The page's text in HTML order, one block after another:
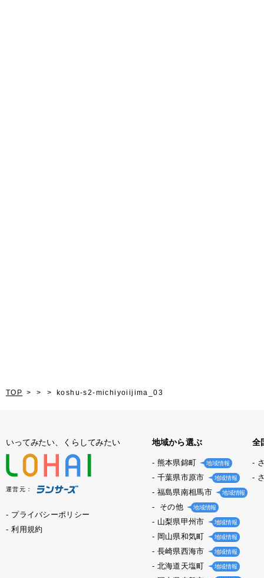
TOP koshu-s2-michiyoiijima_03
いってみたい、くらしてみたい
運営元：
プライバシーポリシー
利用規約
地域から選ぶ
熊本県錦町 地域情報
千葉県市原市 地域情報
福島県南相馬市 地域情報
その他 地域情報
山梨県甲州市 地域情報
岡山県和気町 地域情報
長崎県西海市 地域情報
北海道天塩町 地域情報
全